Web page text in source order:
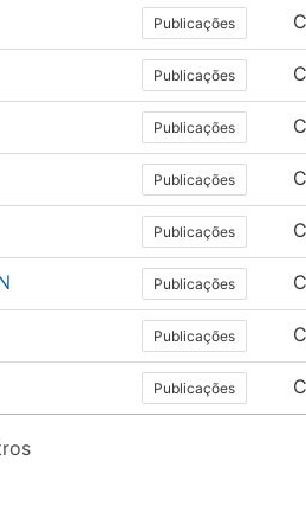
Publicações
Publicações
Publicações
Publicações
Publicações
Publicações
Publicações
Publicações